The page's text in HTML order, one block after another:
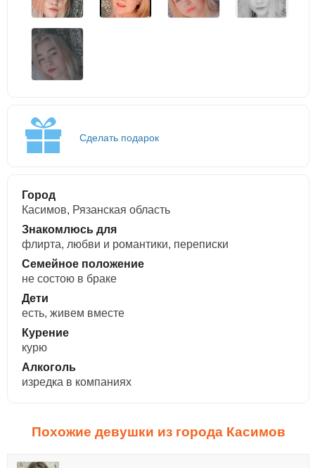
Сделать подарок
Город
Касимов, Рязанская область
Знакомлюсь для
флирта, любви и романтики, переписки
Семейное положение
не состою в браке
Дети
есть, живем вместе
Курение
курю
Алкоголь
изредка в компаниях
Похожие девушки из города Касимов